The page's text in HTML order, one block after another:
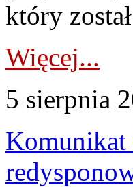
który
Więcej...
5 sierpnia
Komunikat